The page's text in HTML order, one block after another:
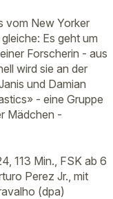
vom New Yorker
Es geht um
Forscherin - aus
wird sie an der
und Damian
- eine Gruppe
Mädchen -
113 Min., FSK ab 6
Perez Jr., mit
(dpa)